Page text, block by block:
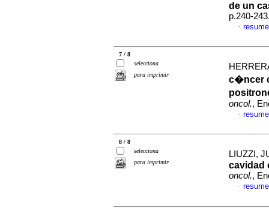
de un
p.240-
·
7 / 8
selecciona
para imprimir
c�ncer
oncol.,
·
8 / 8
selecciona
para imprimir
LIUZZI,
cavidad
oncol.,
·